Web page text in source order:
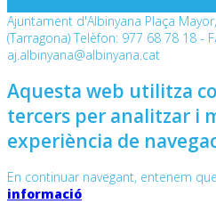
Ajuntament d'Albinyana Plaça
(Tarragona) Telèfon: 977 68 78 18 -
aj.albinyana@albinyana.cat
Aquesta web utilitza
tercers per analitzar i
experiència de
En continuar navegant, entenem
informació